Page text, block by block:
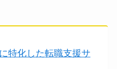
特化した転職支援サ